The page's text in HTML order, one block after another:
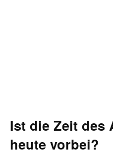
Ist die Zeit des
heute vorbei?